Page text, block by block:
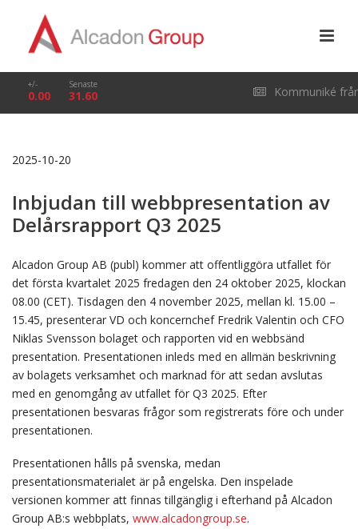
+/-
0.00
Senaste
31.60 Kommuniké
29 april 2026
2025-10-20
Inbjudan till webbpresentation av
Delårsrapport Q3 2025
Alcadon Group AB (publ) kommer att offentliggöra utfallet för
det första kvartalet 2025 fredagen den 24 oktober 2025, klockan
08.00 (CET). Tisdagen den 4 november 2025, mellan kl. 15.00 –
15.45, presenterar VD och koncernchef Fredrik Valentin och CFO
Niklas Svensson bolaget och rapporten vid en webbsänd
presentation. Presentationen inleds med en allmän beskrivning
av bolagets verksamhet och marknad för att sedan avslutas
med en genomgång av utfallet för Q3 2025. Efter
presentationen besvaras frågor som registrerats före och under
presentationen.
Presentationen hålls på svenska, medan
presentationsmaterialet är på engelska. Den inspelade
versionen kommer att finnas tillgänglig i efterhand på Alcadon
Group AB:s webbplats, www.alcadongroup.se.